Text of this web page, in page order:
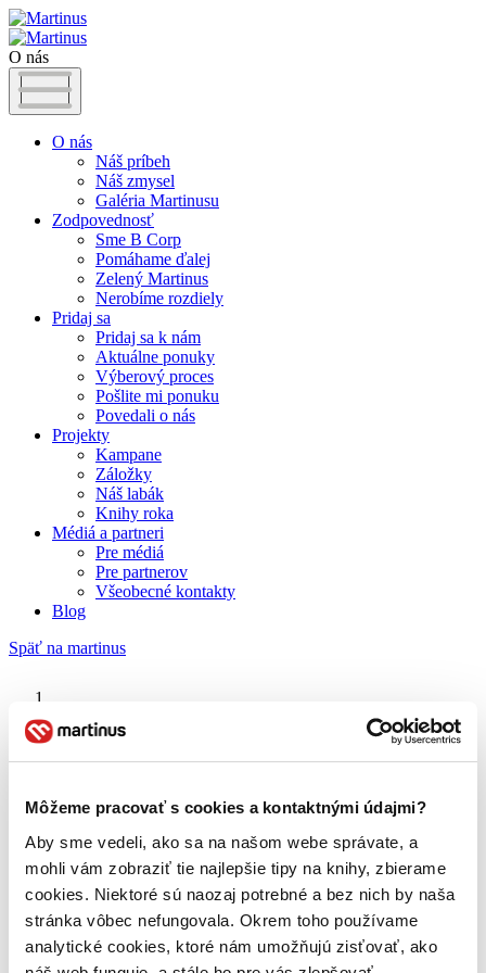
Môžeme pracovať s cookies a kontaktnými údajmi?
Aby sme vedeli, ako sa na našom webe správate, a
mohli vám zobraziť tie najlepšie tipy na knihy, zbierame
cookies. Niektoré sú naozaj potrebné a bez nich by naša
stránka vôbec nefungovala. Okrem toho používame
analytické cookies, ktoré nám umožňujú zisťovať, ako
O nás
O nás
Náš príbeh
Náš zmysel
Galéria Martinusu
Zodpovednosť
Sme B Corp
Pomáhame ďalej
Zelený Martinus
Nerobíme rozdiely
Pridaj sa
Pridaj sa k nám
Aktuálne ponuky
Výberový proces
Pošlite mi ponuku
Povedali o nás
Projekty
Kampane
Záložky
Náš labák
Knihy roka
Médiá a partneri
Pre médiá
Pre partnerov
Všeobecné kontakty
Blog
Späť na martinus
1066
O nás
Náš príbeh
Galéria Martinusu
Zodpovednosť
Sme B Corp